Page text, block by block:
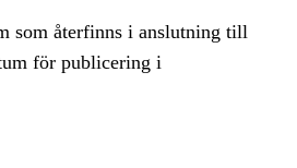
som återfinns i anslutning till
för publicering i